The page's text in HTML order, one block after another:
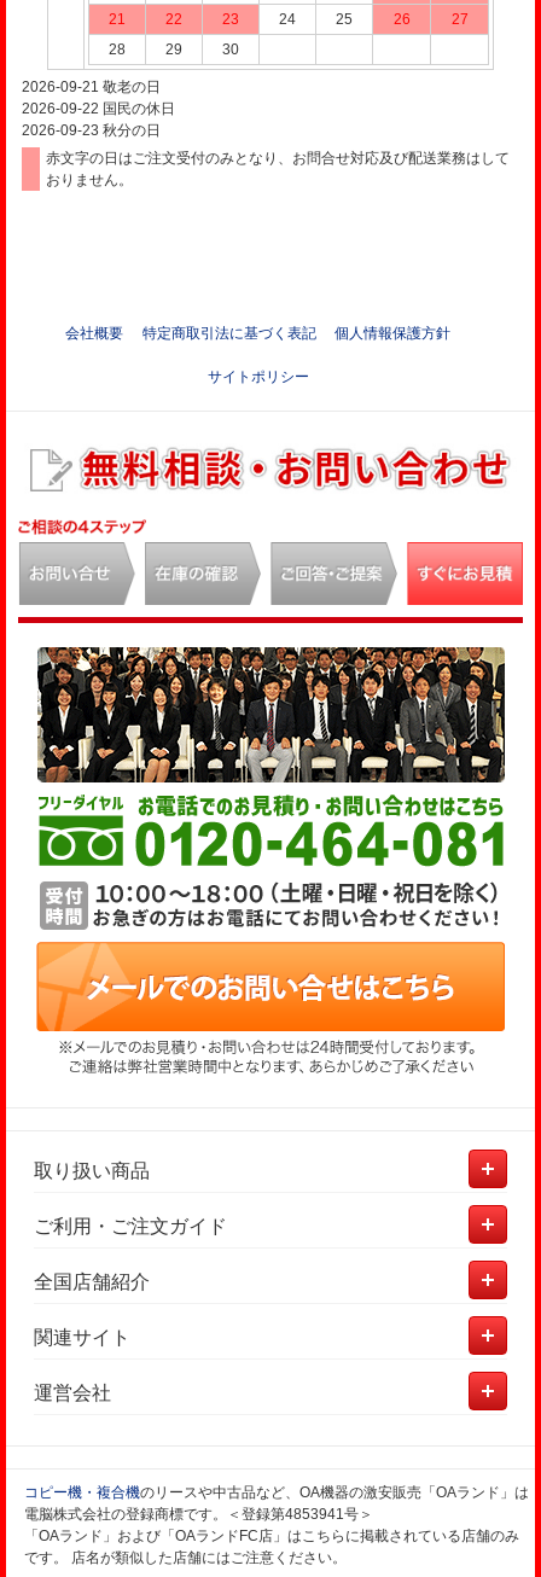
21
22 23 24 25 26
27
28
29 30
2026-09-21 敬老の日
2026-09-22 国民の休日
2026-09-23 秋分の日
赤文字の日はご注文受付のみとなり、お問合せ対応及び配送業務はして
おりません。
会社概要 特定商取引法に基づく表記 個人情報保護方針
サイトポリシー
取り扱い商品
ご利用・ご注文ガイド
全国店舗紹介
関連サイト
運営会社
コピー機・複合機のリースや中古品など、OA機器の激安販売「OAランド」は
電脳株式会社の登録商標です。＜登録第4853941号＞
「OAランド」および「OAランドFC店」はこちらに掲載されている店舗のみ
です。 店名が類似した店舗にはご注意ください。